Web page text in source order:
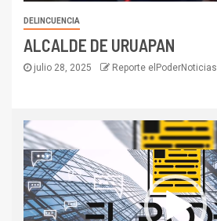
DELINCUENCIA
ALCALDE DE URUAPAN
julio 28, 2025 Reporte elPoderNoticias
Reproductor
de
vídeo